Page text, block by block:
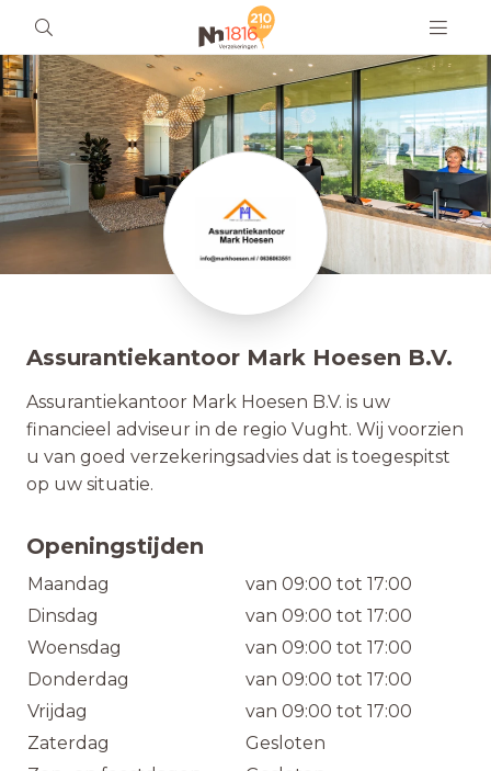
Assurantiekantoor Mark Hoesen B.V.
Assurantiekantoor Mark Hoesen B.V. is uw
financieel adviseur in de regio Vught. Wij voorzien
u van goed verzekeringsadvies dat is toegespitst
op uw situatie.
Openingstijden
Maandag
van 09:00 tot 17:00
Dinsdag
van 09:00 tot 17:00
Woensdag
van 09:00 tot 17:00
Donderdag
van 09:00 tot 17:00
Vrijdag
van 09:00 tot 17:00
Zaterdag
Gesloten